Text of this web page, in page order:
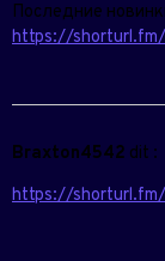
Последние
https://shorturl.fm/
Braxton4542 dit :
https://